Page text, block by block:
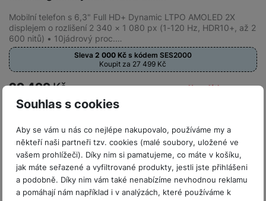
Souhlas s cookies
Aby se vám u nás co nejlépe nakupovalo, používáme my a
někteří naši partneři tzv. cookies (malé soubory, uložené ve
vašem prohlížeči). Díky nim si pamatujeme, co máte v košíku,
jak máte seřazené a vyfiltrované produkty, jestli jste přihlášeni
a podobně. Díky nim vám také nenabízíme nevhodnou reklamu
a pomáhají nám například i v analýzách, které používáme k
Mobilní telefon s 6,3" Full HD+ Dynamic LTPO AMOLED 2X
displejem o rozlišení 2 340 × 1 080 px (1-120 Hz, HDR10+, až 2
600 nitů) • 10jádrový proc.…
Sleva 2 000 Kčs kódem SES2000
Koupit za 27 499 Kč
29 499Kč
Na splátky